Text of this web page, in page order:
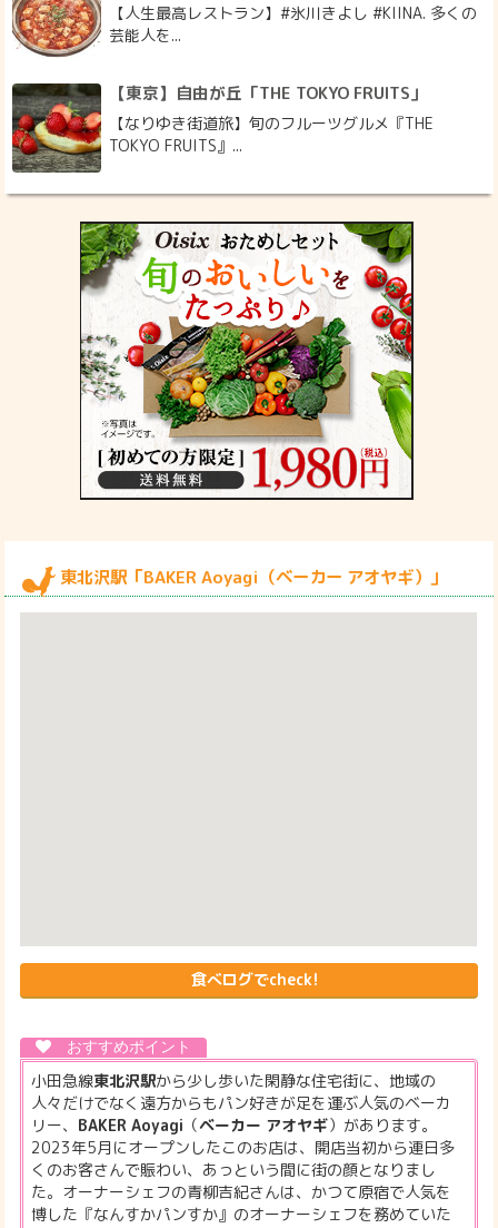
【人生最高レストラン】#氷川きよし #KIINA. 多くの
芸能人を...
【東京】自由が丘「THE TOKYO FRUITS」
【なりゆき街道旅】旬のフルーツグルメ『THE
TOKYO FRUITS』...
東北沢駅「BAKER Aoyagi（ベーカー アオヤギ）」
食べログでcheck!
小田急線東北沢駅から少し歩いた閑静な住宅街に、地域の
人々だけでなく遠方からもパン好きが足を運ぶ人気のベーカ
リー、 BAKER Aoyagi （ベーカー アオヤギ）があります。
2023年5月にオープンしたこのお店は、開店当初から連日多
くのお客さんで賑わい、あっという間に街の顔となりまし
た。オーナーシェフの青柳吉紀さんは、かつて原宿で人気を
博した『なんすかパンすか』のオーナーシェフを務めていた